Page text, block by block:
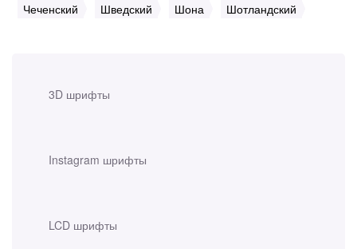
3D шрифты
Instagram шрифты
LCD шрифты
Чеченский
Шведский Шона Шотландский